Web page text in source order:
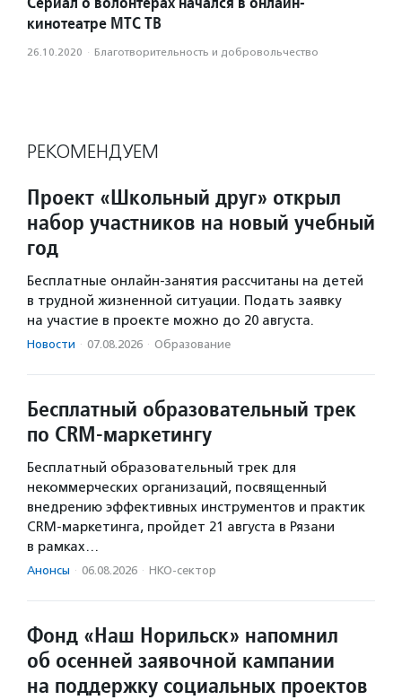
кинотеатре МТС ТВ
26.10.2020 · Благотвори­тель­ность и доброволь­чест­во
РЕКОМЕНДУЕМ
Проект «Школьный друг» открыл
набор участников на новый учебный
год
Бесплатные онлайн-занятия рассчитаны на детей
в трудной жизненной ситуации. Подать заявку
на участие в проекте можно до 20 августа.
Новости · 07.08.2026 · Образование
Бесплатный образовательный трек
по CRM-маркетингу
Бесплатный образовательный трек для
некоммерческих организаций, посвященный
внедрению эффективных инструментов и практик
CRM-маркетинга, пройдет 21 августа в Рязани
в рамках…
Анонсы · 06.08.2026 · НКО-сектор
Фонд «Наш Норильск» напомнил
об осенней заявочной кампании
на поддержку социальных проектов